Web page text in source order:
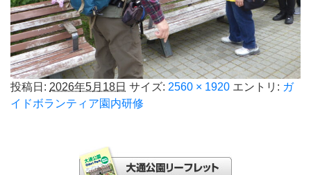
投稿日: 2026年5月18日 サイズ: 2560 × 1920 エントリ: ガ
イドボランティア園内研修